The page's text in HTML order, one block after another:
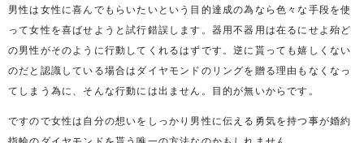
男性は女性に喜んでもらいたいという目的達成の為なら色々な手段を使
って女性を喜ばせようと試行錯誤します。器用不器用は在るにせよ殆ど
の男性がそのように行動してくれるはずです。逆に貰っても嬉しくない
のだと認識している場合はダイヤモンドのリングを贈る理由もなくなっ
てしまう為に、そんな行動には出ません。目的が無いからです。
ですので女性は自分の想いをしっかり男性に伝える勇気を持つ事が婚約
指輪のダイヤモンドを貰う唯一の方法なのかもしれません。